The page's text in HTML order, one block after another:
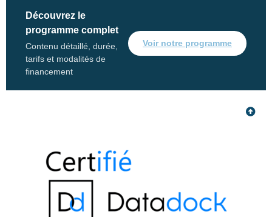
Découvrez le
programme complet
Contenu détaillé, durée,
tarifs et modalités de
financement
Voir notre programme